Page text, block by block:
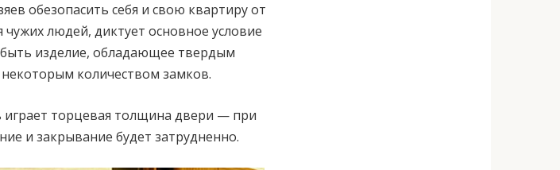
обезопасить себя и свою квартиру от
людей, диктует основное условие
изделие, обладающее твердым
количеством замков.
торцевая толщина двери — при
и закрывание будет затрудненно.